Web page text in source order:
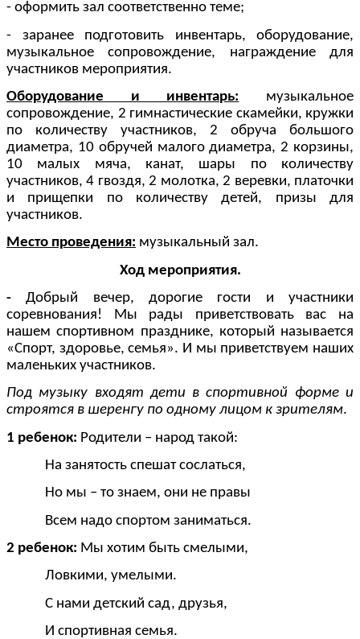
- оформить зал соответственно теме;
- заранее подготовить инвентарь, оборудование,
музыкальное сопровождение, награждение для
участников мероприятия.
Оборудование и инвентарь:
музыкальное
сопровождение, 2 гимнастические скамейки, кружки
по количеству участников, 2 обруча большого
диаметра, 10 обручей малого диаметра, 2 корзины,
10 малых мяча, канат, шары по количеству
участников, 4 гвоздя, 2 молотка, 2 веревки, платочки
и прищепки по количеству детей, призы для
участников.
Место проведения: музыкальный зал.
Ход мероприятия.
-Добрый вечер, дорогие гости и участники
соревнования! Мы рады приветствовать вас на
нашем спортивном празднике, который называется
«Спорт, здоровье, семья». И мы приветствуем наших
маленьких участников.
Под музыку входят дети в спортивной форме и
строятся в шеренгу по одному лицом к зрителям.
1 ребенок: Родители – народ такой:
На занятость спешат сослаться,
Но мы – то знаем, они не правы
Всем надо спортом заниматься.
2 ребенок: Мы хотим быть смелыми,
Ловкими, умелыми.
С нами детский сад, друзья,
И спортивная семья.